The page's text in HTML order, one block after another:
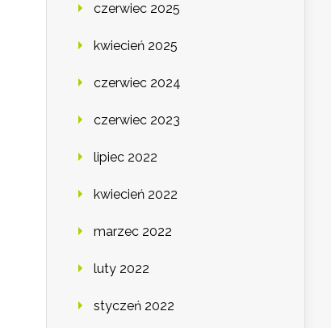
czerwiec 2025
kwiecień 2025
czerwiec 2024
czerwiec 2023
lipiec 2022
kwiecień 2022
marzec 2022
luty 2022
styczeń 2022